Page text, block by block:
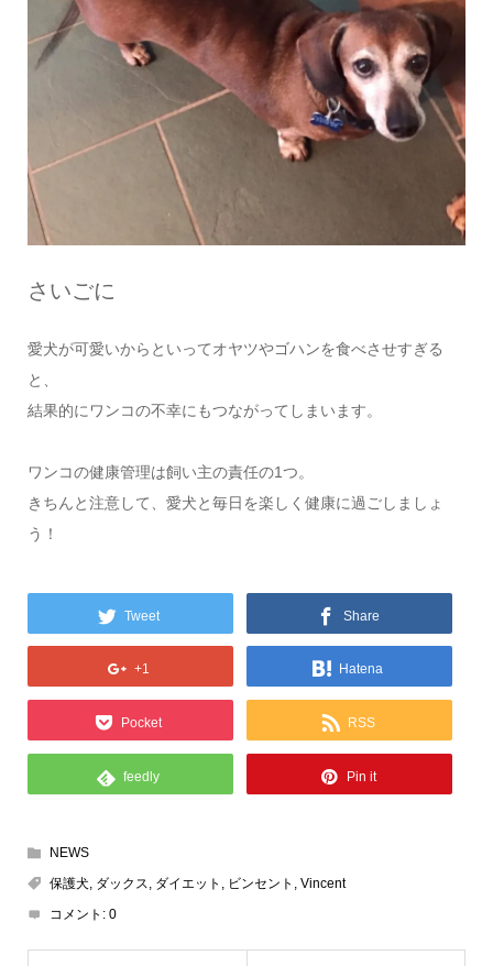
さいごに
愛犬が可愛いからといってオヤツやゴハンを食べさせすぎる
と、
結果的にワンコの不幸にもつながってしまいます。
ワンコの健康管理は飼い主の責任の1つ。
きちんと注意して、愛犬と毎日を楽しく健康に過ごしましょ
う！
Tweet Share
+1 Hatena
Pocket RSS
feedly Pin it
NEWS
保護犬, ダックス, ダイエット , ビンセント , Vincent
コメント: 0